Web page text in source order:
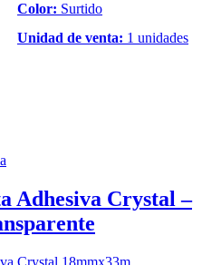
Color: Surtido
Unidad de venta: 1 unidades
Adhesiva Crystal –